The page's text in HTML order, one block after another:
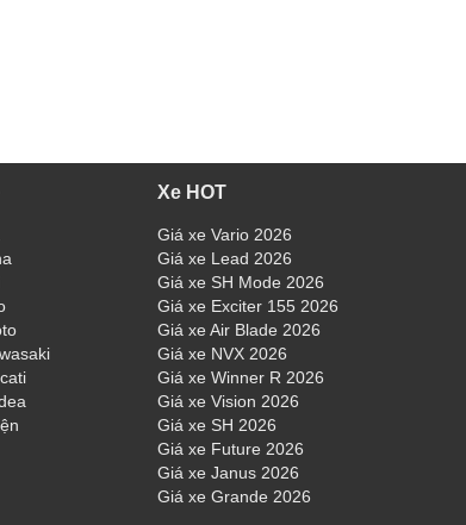
Xe HOT
Giá xe Vario 2026
Giá xe Lead 2026
Giá xe SH Mode 2026
Giá xe Exciter 155 2026
Giá xe Air Blade 2026
Giá xe NVX 2026
Giá xe Winner R 2026
Giá xe Vision 2026
Giá xe SH 2026
Giá xe Future 2026
Giá xe Janus 2026
Giá xe Grande 2026